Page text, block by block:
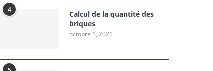
4
Calcul de la quantité des
briques
octobre 1, 2021